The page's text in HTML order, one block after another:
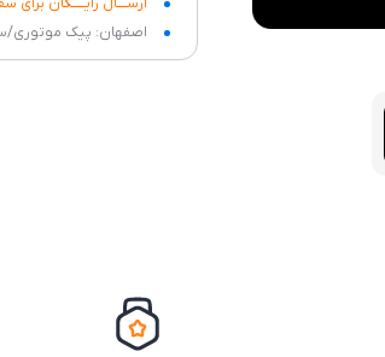
اصفهان: پیک موتوری/